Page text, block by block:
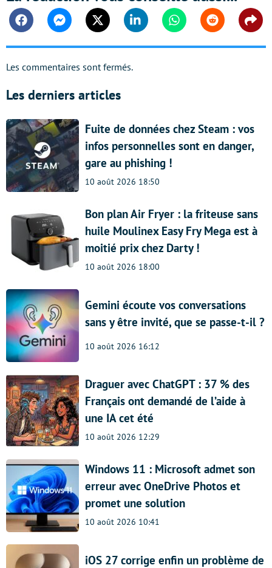
FacebookMessengerTwitter Linkedin WhatsappReddit
Les commentaires sont fermés.
Les derniers articles
Fuite de données chez Steam : vos
infos personnelles sont en danger,
gare au phishing !
10 août 2026 18:50
Bon plan Air Fryer : la friteuse sans
huile Moulinex Easy Fry Mega est à
moitié prix chez Darty !
10 août 2026 18:00
Gemini écoute vos conversations
sans y être invité, que se passe-t-il ?
10 août 2026 16:12
Draguer avec ChatGPT : 37 % des
Français ont demandé de l’aide à
une IA cet été
10 août 2026 12:29
Windows 11 : Microsoft admet son
erreur avec OneDrive Photos et
promet une solution
10 août 2026 10:41
iOS 27 corrige enfin un problème de